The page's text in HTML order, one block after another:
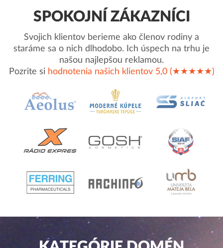
SPOKOJNÍ ZÁKAZNÍCI
Svojich klientov berieme ako členov rodiny a
staráme sa o nich dlhodobo. Ich úspech na trhu je
našou najlepšou reklamou.
Pozrite si hodnotenia našich klientov 5,0 (★★★★★)